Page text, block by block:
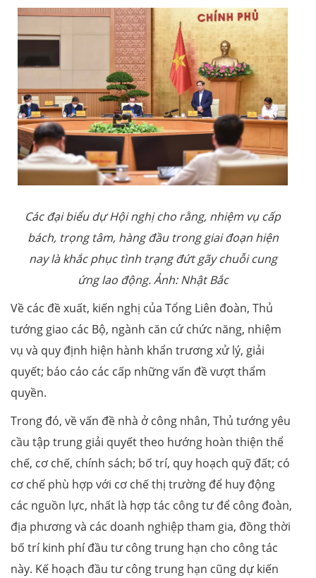
Các đại biểu dự Hội nghị cho rằng, nhiệm vụ cấp
bách, trọng tâm, hàng đầu trong giai đoạn hiện
nay là khắc phục tình trạng đứt gãy chuỗi cung
ứng lao động. Ảnh: Nhật Bắc
Về các đề xuất, kiến nghị của Tổng Liên đoàn, Thủ
tướng giao các Bộ, ngành căn cứ chức năng, nhiệm
vụ và quy định hiện hành khẩn trương xử lý, giải
quyết; báo cáo các cấp những vấn đề vượt thẩm
quyền.
Trong đó, về vấn đề nhà ở công nhân, Thủ tướng yêu
cầu tập trung giải quyết theo hướng hoàn thiện thể
chế, cơ chế, chính sách; bố trí, quy hoạch quỹ đất; có
cơ chế phù hợp với cơ chế thị trường để huy động
các nguồn lực, nhất là hợp tác công tư để công đoàn,
địa phương và các doanh nghiệp tham gia, đồng thời
bố trí kinh phí đầu tư công trung hạn cho công tác
này. Kế hoạch đầu tư công trung hạn cũng dự kiến